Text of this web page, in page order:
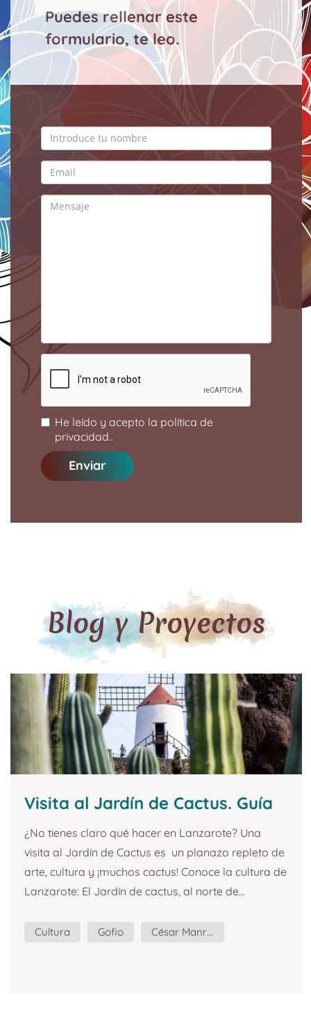
Puedes rellenar este
formulario, te leo.
He leído y acepto la política de
privacidad..
Enviar
Blog y Proyectos
Visita al Jardín de Cactus. Guía
de turismo y planazos en
Lanzarote.
¿No tienes claro qué hacer en Lanzarote? Una
visita al Jardín de Cactus es un planazo repleto de
arte, cultura y ¡muchos cactus! Conoce la cultura de
Lanzarote: El Jardín de cactus, al norte de...
Cultura Gofio César Manrique